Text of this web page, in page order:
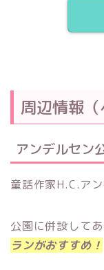
周辺情報（
アンデルセン
童話作家H.C.ア
公園に併設してあ
ランがおすすめ！